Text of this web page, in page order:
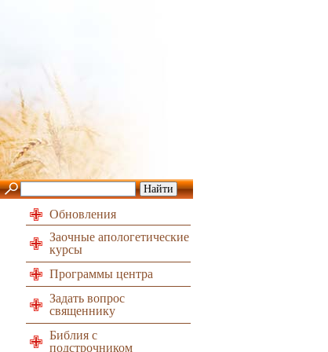
Обновления
Заочные апологетические
курсы
Программы центра
Задать вопрос
священнику
Библия с
подстрочником